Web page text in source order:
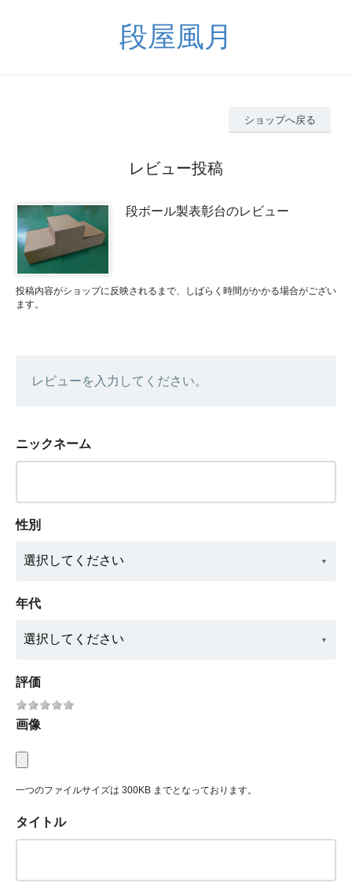
段屋風月
ショップへ戻る
レビュー投稿
段ボール製表彰台のレビュー
投稿内容がショップに反映されるまで、しばらく時間がかかる場合がござい
ます。
レビューを入力してください。
ニックネーム
性別
年代
評価
画像
一つのファイルサイズは 300KB までとなっております。
タイトル